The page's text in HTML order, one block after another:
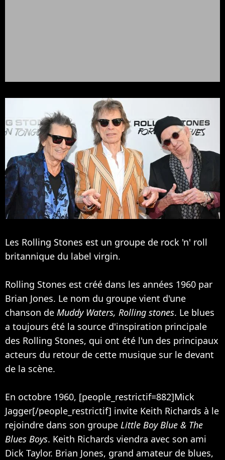
Les Rolling Stones est un groupe de rock 'n' roll
britannique du label virgin.
Rolling Stones est créé dans les années 1960 par
Brian Jones. Le nom du groupe vient d'une
chanson de Muddy Waters, Rolling stones. Le blues
a toujours été la source d'inspiration principale
des Rolling Stones, qui ont été l'un des principaux
acteurs du retour de cette musique sur le devant
de la scène.
En octobre 1960, [people_restrictif=882]Mick
Jagger[/people_restrictif] invite Keith Richards à le
rejoindre dans son groupe Little Boy Blue & The
Blues Boys. Keith Richards viendra avec son ami
Dick Taylor. Brian Jones, grand amateur de blues,